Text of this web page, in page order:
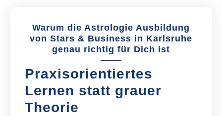
Warum die Astrologie Ausbildung
von Stars & Business in Karlsruhe
genau richtig für Dich ist
Praxisorientiertes
Lernen statt grauer
Theorie